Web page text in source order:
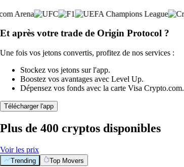
Et après votre trade de Origin Protocol ?
Une fois vos jetons convertis, profitez de nos services :
Stockez vos jetons sur l'app.
Boostez vos avantages avec Level Up.
Dépensez vos fonds avec la carte Visa Crypto.com.
Télécharger l'app
Plus de 400 cryptos disponibles
Voir les prix
Trending Top Movers